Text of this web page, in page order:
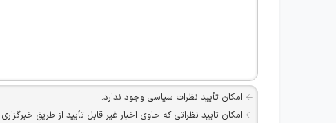
امکان تأیید نظرات سیاسی وجود ندارد.
امکان تایید نظراتی که حاوی اخبار غیر قابل تأیید از طریق